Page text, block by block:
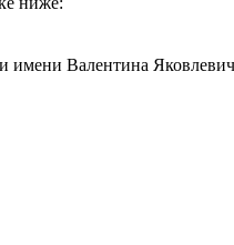
имени Валентина